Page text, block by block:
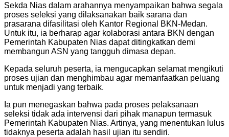
Sekda Nias dalam arahannya menyampaikan bahwa segala
proses seleksi yang dilaksanakan baik sarana dan
prasarana difasilitasi oleh Kantor Regional BKN-Medan.
Untuk itu, ia berharap agar kolaborasi antara BKN dengan
Pemerintah Kabupaten Nias dapat ditingkatkan demi
membangun ASN yang tangguh dimasa depan.
Kepada seluruh peserta, ia mengucapkan selamat mengikuti
proses ujian dan menghimbau agar memanfaatkan peluang
untuk menjadi yang terbaik.
Ia pun menegaskan bahwa pada proses pelaksanaan
seleksi tidak ada intervensi dari pihak manapun termasuk
Pemerintah Kabupaten Nias. Artinya, yang menentukan lulus
tidaknya peserta adalah hasil ujian itu sendiri.